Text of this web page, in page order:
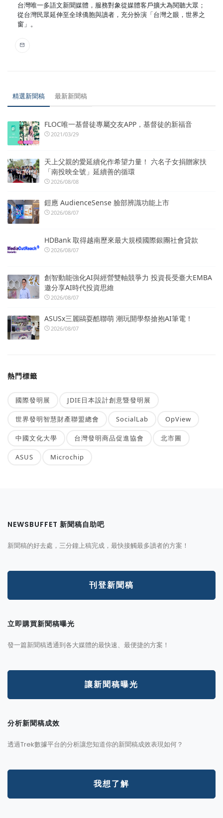
台灣唯一多語文新聞媒體，服務對象從媒體客戶擴大為閱聽大眾；
從台灣民眾延伸至全球僑胞與讀者，充分扮演「台灣之眼，世界之
窗」。
精選新聞稿 最新新聞稿
FLOC唯一基督徒專屬交友APP，基督徒的新福音
2021/03/29
天上父親的愛延續化作希望力量！ 六名子女捐贈家扶
「南投映全號」延續善的循環
2026/08/08
鎧應 AudienceSense 臉部辨識功能上市
2026/08/07
HDBank 取得越南歷來最大規模國際銀團社會貸款
2026/08/07
創智動能強化AI與經營雙軸競爭力 投資長受臺大EMBA
邀分享AI時代投資思維
2026/08/07
ASUSx三麗鷗耍酷聯萌 潮玩開學祭搶抱AI筆電！
2026/08/07
熱門標籤
國際發明展 JDIE日本設計創意暨發明展
世界發明智慧財產聯盟總會 SocialLab OpView
中國文化大學 台灣發明商品促進協會 北市圖
ASUS Microchip
NEWSBUFFET 新聞稿自助吧
新聞稿的好去處，三分鐘上稿完成，最快接觸最多讀者的方案！
刊登新聞稿
立即購買新聞稿曝光
發一篇新聞稿透通到各大媒體的最快速、最便捷的方案！
讓新聞稿曝光
分析新聞稿成效
透過Trek數據平台的分析讓您知道你的新聞稿成效表現如何？
我想了解